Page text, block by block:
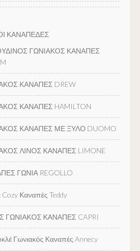
ΚΑΝΑΠΕΔΕΣ
ΓΩΝΙΑΚΟΣ ΚΑΝΑΠΕΣ
ΚΑΝΑΠΕΣ DREW
ΚΑΝΑΠΕΣ HAMILTON
ΚΑΝΑΠΕΣ ΜΕ ΞΥΛΟ DUOMO
ΛΙΝΟΣ ΚΑΝΑΠΕΣ LIMONE
ΓΩΝΙΑ REGOLLO
Cozy Καναπές Teddy
ΓΩΝΙΑΚΟΣ ΚΑΝΑΠΕΣ CAPRI
Γωνιακός Καναπές Annecy